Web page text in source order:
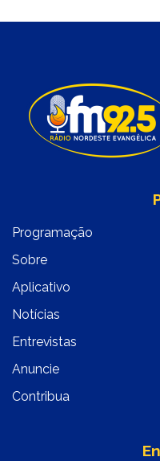
Programação
Sobre
Aplicativo
Notícias
Entrevistas
Anuncie
Contribua